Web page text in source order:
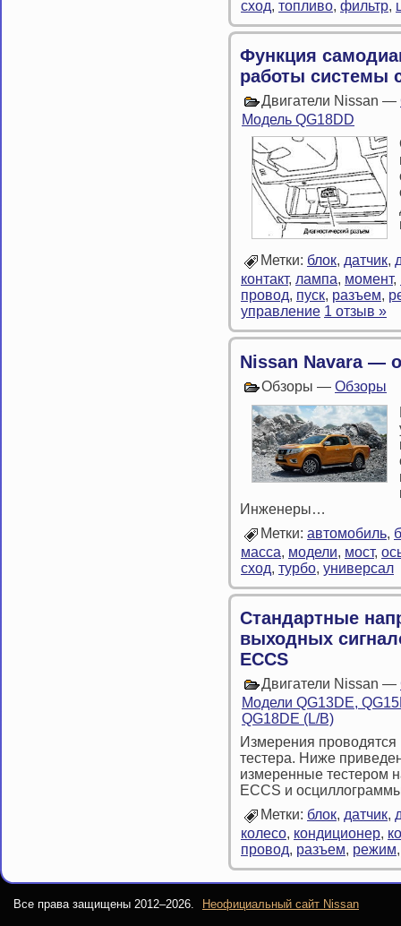
сход, топливо, фильтр,
Функция
работы системы
Двигатели Nissan —
Модель QG18DD
Метки: блок, датчик,
контакт, лампа, момент,
провод, пуск, разъем,
управление 1 отзыв »
Nissan Navara —
Обзоры — Обзоры
Инженеры…
Метки: автомобиль,
масса, модели, мост,
сход, турбо, универсал
Стандартные
выходных
ECCS
Двигатели Nissan —
Модели QG13DE,
QG18DE (L/B)
Измерения
тестера. Ниже
измеренные тестером
ECCS и
Метки: блок, датчик,
колесо, кондиционер,
провод, разъем, режим
Все права защищены 2012–2026. Неофициальный сайт Nissan